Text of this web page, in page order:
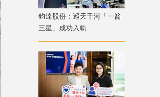
鈞達股份：巡天千河「一箭
三星」成功入軌